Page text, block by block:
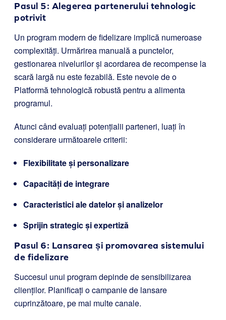
Pasul 5: Alegerea partenerului tehnologic
potrivit
Un program modern de fidelizare implică numeroase
complexități. Urmărirea manuală a punctelor,
gestionarea nivelurilor și acordarea de recompense la
scară largă nu este fezabilă. Este nevoie de o
Platformă tehnologică robustă pentru a alimenta
programul.
Atunci când evaluați potențialii parteneri, luați în
considerare următoarele criterii:
Flexibilitate și personalizare
Capacități de integrare
Caracteristici ale datelor și analizelor
Sprijin strategic și expertiză
Pasul 6: Lansarea și promovarea sistemului
de fidelizare
Succesul unui program depinde de sensibilizarea
clienților. Planificați o campanie de lansare
cuprinzătoare, pe mai multe canale.